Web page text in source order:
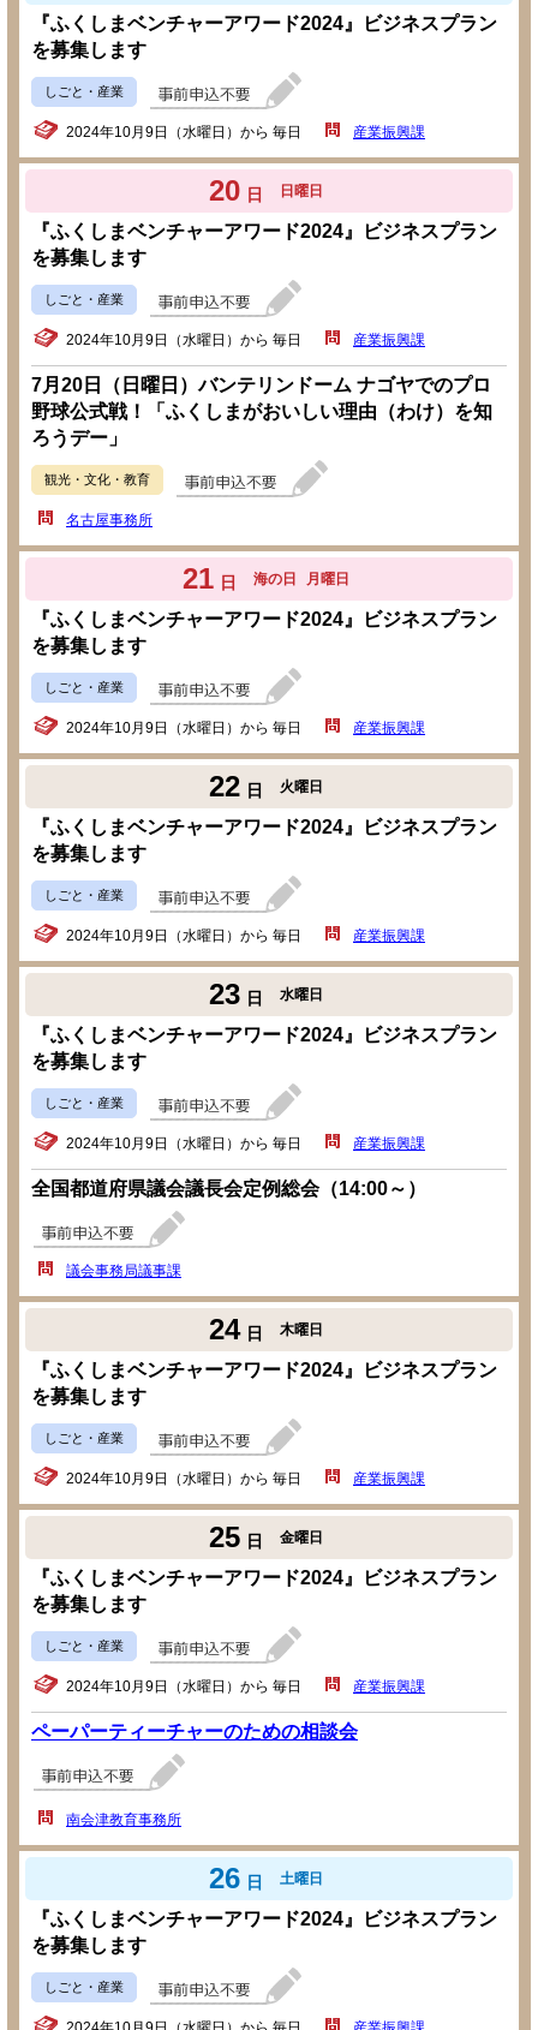
『ふくしまベンチャーアワード2024』ビジネスプラン
を募集します
しごと・産業
2024年10月9日（水曜日）から 毎日 産業振興課
20 日 日曜日
『ふくしまベンチャーアワード2024』ビジネスプラン
を募集します
しごと・産業
2024年10月9日（水曜日）から 毎日 産業振興課
7月20日（日曜日）バンテリンドーム ナゴヤでのプロ
野球公式戦！「ふくしまがおいしい理由（わけ）を知
ろうデー」
観光・文化・教育
名古屋事務所
21 日 海の日 月曜日
『ふくしまベンチャーアワード2024』ビジネスプラン
を募集します
しごと・産業
2024年10月9日（水曜日）から 毎日 産業振興課
22 日 火曜日
『ふくしまベンチャーアワード2024』ビジネスプラン
を募集します
しごと・産業
2024年10月9日（水曜日）から 毎日 産業振興課
23 日 水曜日
『ふくしまベンチャーアワード2024』ビジネスプラン
を募集します
しごと・産業
2024年10月9日（水曜日）から 毎日 産業振興課
全国都道府県議会議長会定例総会（14:00～）
議会事務局議事課
24 日 木曜日
『ふくしまベンチャーアワード2024』ビジネスプラン
を募集します
しごと・産業
2024年10月9日（水曜日）から 毎日 産業振興課
25 日 金曜日
『ふくしまベンチャーアワード2024』ビジネスプラン
を募集します
しごと・産業
2024年10月9日（水曜日）から 毎日 産業振興課
ペーパーティーチャーのための相談会
南会津教育事務所
26 日 土曜日
『ふくしまベンチャーアワード2024』ビジネスプラン
を募集します
しごと・産業